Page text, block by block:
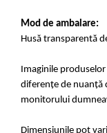
Mod de ambalare:
Husă transparentă
Imaginile
diferențe de nuanță
monitorului
Dimensiunile pot